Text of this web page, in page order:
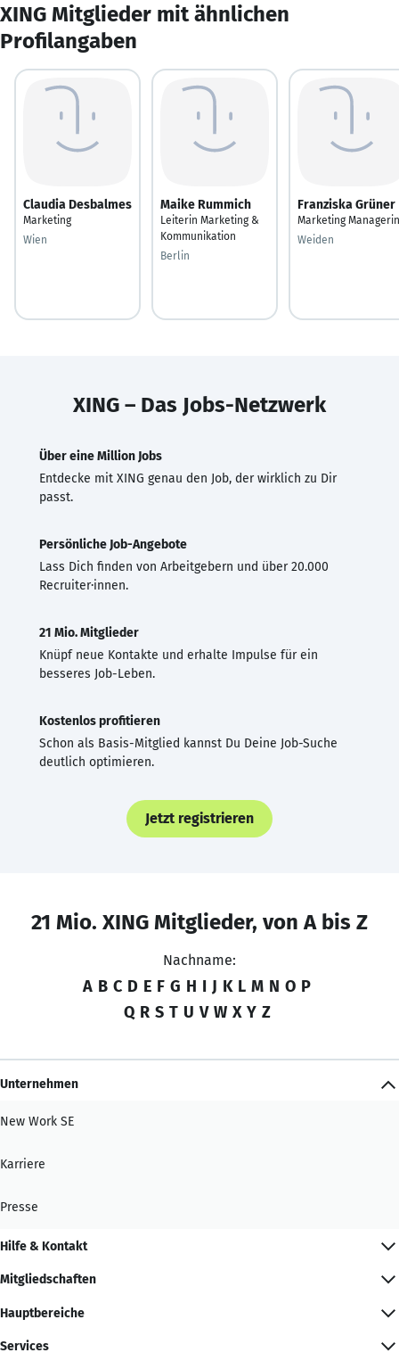
XING Mitglieder mit ähnlichen
Profilangaben
Claudia Desbalmes
Marketing
Wien
Maike Rummich
Leiterin Marketing &
Kommunikation
Berlin
Franziska Grüner
Marketing Managerin
Weiden
XING – Das Jobs-Netzwerk
Über eine Million Jobs
Entdecke mit XING genau den Job, der wirklich zu Dir
passt.
Persönliche Job-Angebote
Lass Dich finden von Arbeitgebern und über 20.000
Recruiter·innen.
21 Mio. Mitglieder
Knüpf neue Kontakte und erhalte Impulse für ein
besseres Job-Leben.
Kostenlos profitieren
Schon als Basis-Mitglied kannst Du Deine Job-Suche
deutlich optimieren.
Jetzt registrieren
21 Mio. XING Mitglieder, von A bis Z
Nachname:
A B C D E F G H I J K L M N O P
Q R S T U V W X Y Z
Unternehmen
New Work SE
Karriere
Presse
Hilfe & Kontakt
Mitgliedschaften
Hauptbereiche
Services